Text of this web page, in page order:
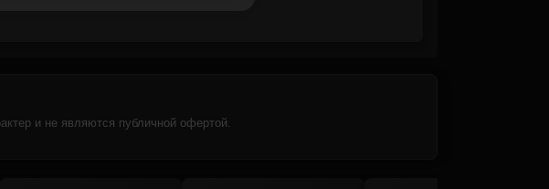
и не являются публичной офертой.